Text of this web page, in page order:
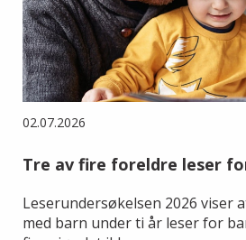
02.07.2026
Tre av fire foreldre leser
Leserundersøkelsen 2026 viser
med barn under ti år leser for